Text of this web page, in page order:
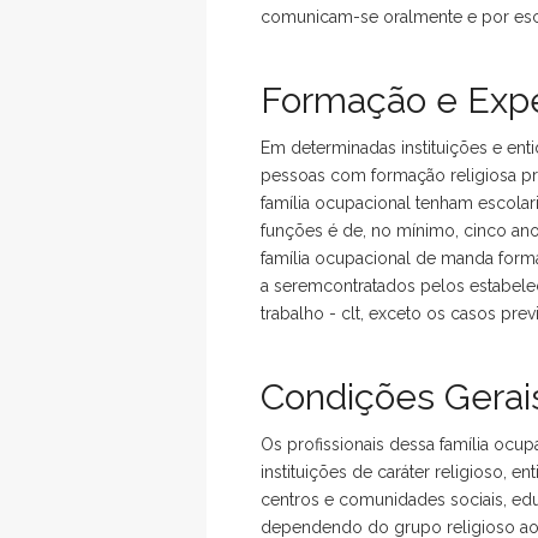
comunicam-se oralmente e por
Formação e
Em determinadas instituições e
pessoas com formação religiosa
família ocupacional tenham
funções é de, no mínimo, cinco
família ocupacional de manda
a seremcontratados pelos
trabalho - clt, exceto os casos
Condições
Os profissionais dessa família
instituições de caráter religioso,
centros e comunidades sociais,
dependendo do grupo religioso